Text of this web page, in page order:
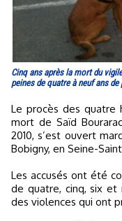
Cinq ans après la mort du
peines de quatre à neuf ans de
Le procès des quatre hommes accusés d’avoir provoqué la
mort de Saïd
2010, s’est ouvert
Bobigny, en Seine-
Les accusés ont été
de quatre, cinq, six et
des violences qui ont